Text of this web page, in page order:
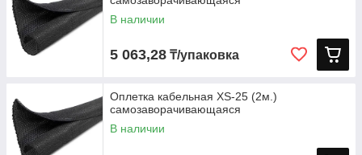
В наличии
5 063,28 ₸/упаковка
Оплетка кабельная XS-25 (2м.)
самозаворачивающаяся
В наличии